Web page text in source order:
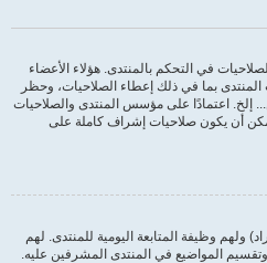
في التحكم بالمنتدى. هؤلاء الأعضاء
بما في ذلك إعطاء الصلاحيات، وحظر
إلخ. اعتمادًا على مؤسس المنتدى والصلاحيات
أن يكون صلاحيات إشراف كاملة على
ولهم وظيفة المتابعة اليومية للمنتدى. لهم
المواضيع في المنتدى المشرفين عليه.